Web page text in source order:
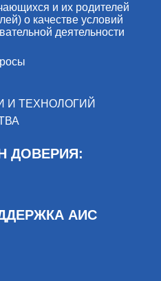
и их родителей
о качестве условий
деятельности
И ТЕХНОЛОГИЙ
ДОВЕРИЯ:
АИС